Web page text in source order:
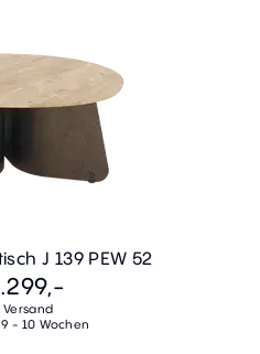
J 139 PEW 52
Versand
- 10 Wochen